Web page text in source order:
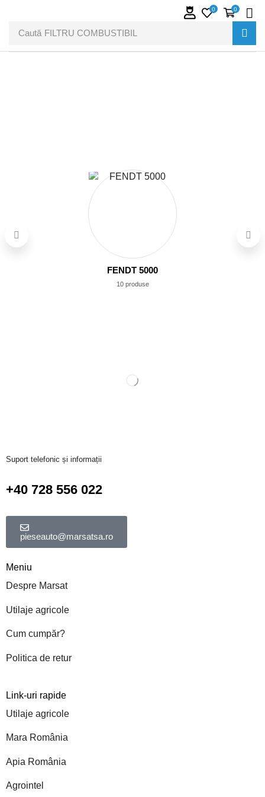
Caută FILTRU COMBUSTIBIL
0 0
FENDT 5000
10 produse
Suport telefonic și informații
+40 728 556 022
pieseauto@marsatsa.ro
Meniu
Despre Marsat
Utilaje agricole
Cum cumpăr?
Politica de retur
Link-uri rapide
Utilaje agricole
Mara România
Apia România
Agrointel